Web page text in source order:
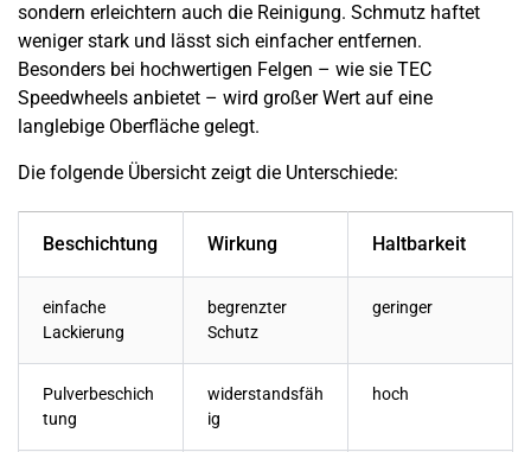
sondern erleichtern auch die Reinigung. Schmutz haftet
weniger stark und lässt sich einfacher entfernen.
Besonders bei hochwertigen Felgen – wie sie TEC
Speedwheels anbietet – wird großer Wert auf eine
langlebige Oberfläche gelegt.
Die folgende Übersicht zeigt die Unterschiede:
Beschichtung Wirkung Haltbarkeit
einfache
Lackierung
begrenzter
Schutz
geringer
Pulverbeschich
tung
widerstandsfäh
ig
hoch